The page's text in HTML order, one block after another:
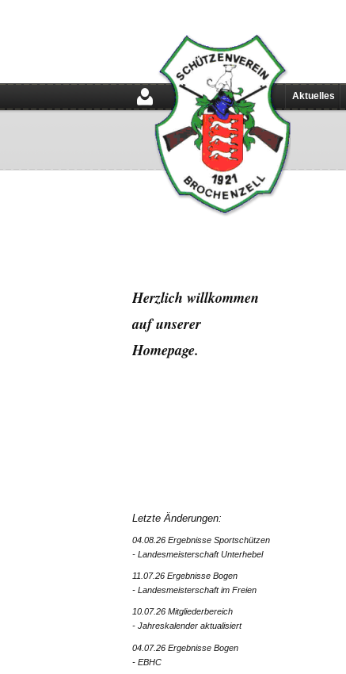
Aktuelles
Herzlich willkommen
auf unserer
Homepage.
Letzte Änderungen:
04.08.26 Ergebnisse Sportschützen
- Landesmeisterschaft Unterhebel
11.07.26 Ergebnisse Bogen
- Landesmeisterschaft im Freien
10.07.26 Mitgliederbereich
- Jahreskalender aktualisiert
04.07.26 Ergebnisse Bogen
- EBHC